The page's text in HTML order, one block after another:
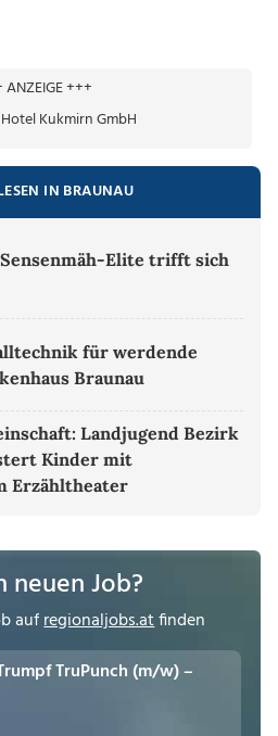
+++
IN BRAUNAU
Elite trifft sich
für werdende
Braunau
Landjugend Bezirk
Kinder mit
Erzähltheater
neuen Job?
aufregionaljobs.atfinden
TruPunch (m/w) –